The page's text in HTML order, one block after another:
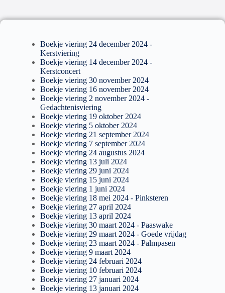
Boekje viering 24 december 2024 -
Kerstviering
Boekje viering 14 december 2024 -
Kerstconcert
Boekje viering 30 november 2024
Boekje viering 16 november 2024
Boekje viering 2 november 2024 -
Gedachtenisviering
Boekje viering 19 oktober 2024
Boekje viering 5 oktober 2024
Boekje viering 21 september 2024
Boekje viering 7 september 2024
Boekje viering 24 augustus 2024
Boekje viering 13 juli 2024
Boekje viering 29 juni 2024
Boekje viering 15 juni 2024
Boekje viering 1 juni 2024
Boekje viering 18 mei 2024 - Pinksteren
Boekje viering 27 april 2024
Boekje viering 13 april 2024
Boekje viering 30 maart 2024 - Paaswake
Boekje viering 29 maart 2024 - Goede vrijdag
Boekje viering 23 maart 2024 - Palmpasen
Boekje viering 9 maart 2024
Boekje viering 24 februari 2024
Boekje viering 10 februari 2024
Boekje viering 27 januari 2024
Boekje viering 13 januari 2024